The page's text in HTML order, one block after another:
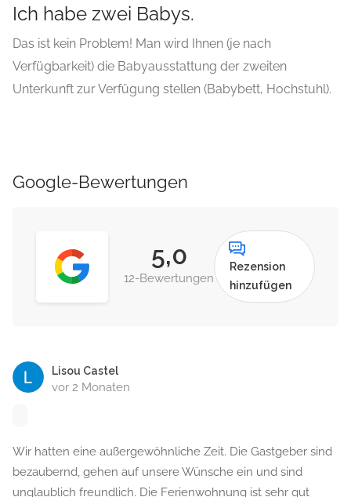
Ich habe zwei Babys.
Das ist kein Problem! Man wird Ihnen (je nach
Verfügbarkeit) die Babyausstattung der zweiten
Unterkunft zur Verfügung stellen (Babybett, Hochstuhl).
Google-Bewertungen
5,0
12-Bewertungen
Rezension
hinzufügen
Lisou Castel
vor 2 Monaten
Wir hatten eine außergewöhnliche Zeit. Die Gastgeber sind
bezaubernd, gehen auf unsere Wünsche ein und sind
unglaublich freundlich. Die Ferienwohnung ist sehr gut